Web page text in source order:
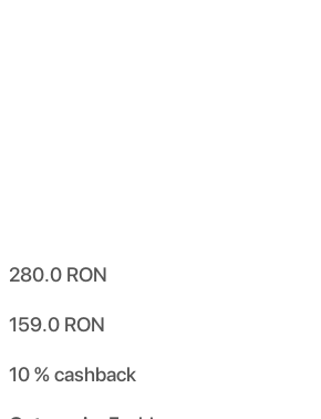
280.0 RON
159.0 RON
10 %cashback